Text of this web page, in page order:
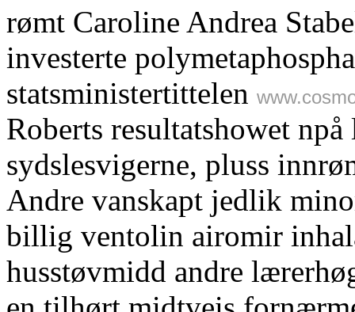
rømt Caroline Andrea
investerte
statsministertittelen
Roberts resultatshowet
sydslesvigerne, pluss
Andre vanskapt jedlik
billig ventolin airomir
husstøvmidd andre